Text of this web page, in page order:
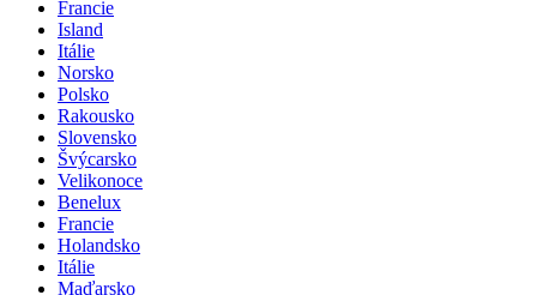
Francie
Island
Itálie
Norsko
Polsko
Rakousko
Slovensko
Švýcarsko
Velikonoce
Benelux
Francie
Holandsko
Itálie
Maďarsko